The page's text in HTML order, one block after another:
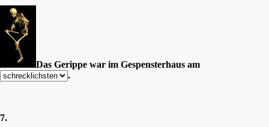
Das Gerippe war im Gespensterhaus am
.
7.